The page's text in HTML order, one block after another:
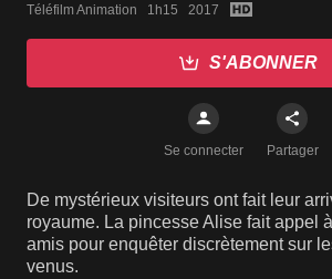
Téléfilm Animation   1h15   2017
S'ABONNER
Se connecter Partager
De mystérieux visiteurs ont fait leur
royaume. La pincesse Alise fait appel
amis pour enquêter discrètement sur
venus.